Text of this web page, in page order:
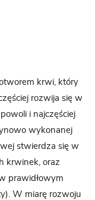
krwi, który
rozwija się w
i najczęściej
wykonanej
stwierdza się w
krwinek, oraz
prawidłowym
W miarę rozwoju